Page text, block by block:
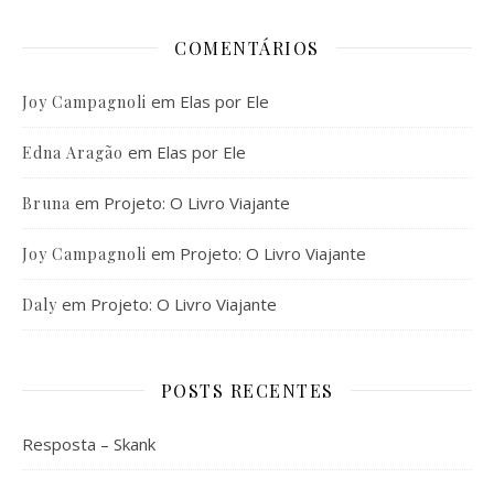
COMENTÁRIOS
Joy Campagnoli em Elas por Ele
Edna Aragão em Elas por Ele
Bruna em Projeto: O Livro Viajante
Joy Campagnoli em Projeto: O Livro Viajante
Daly em Projeto: O Livro Viajante
POSTS RECENTES
Resposta – Skank